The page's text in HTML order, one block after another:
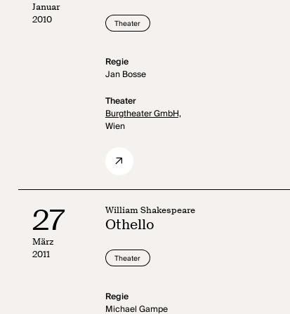
Januar
2010
Theater
Regie
Jan Bosse
Theater
Burgtheater GmbH,
Wien
27
März
2011
William Shakespeare
Othello
Theater
Regie
Michael Gampe